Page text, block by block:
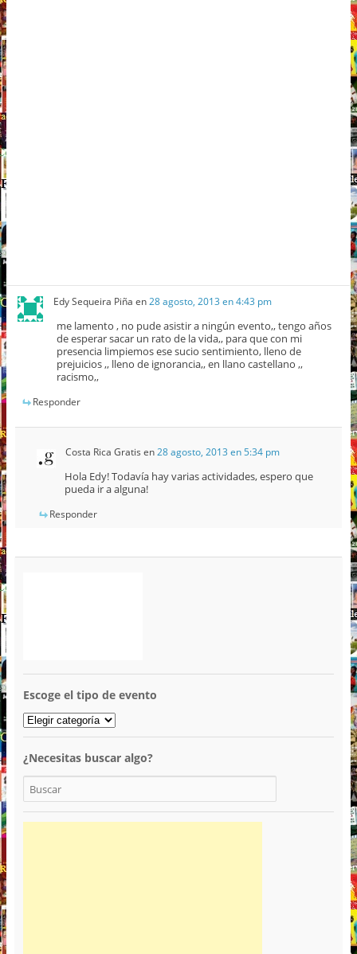
Edy Sequeira Piña en28 agosto, 2013 en 4:43 pm
me lamento , no pude asistir a ningún evento,, tengo años
de esperar sacar un rato de la vida,, para que con mi
presencia limpiemos ese sucio sentimiento, lleno de
prejuicios ,, lleno de ignorancia,, en llano castellano ,,
racismo,,
Responder
Costa Rica Gratis en28 agosto, 2013 en 5:34 pm
Hola Edy! Todavía hay varias actividades, espero que
pueda ir a alguna!
Responder
Escoge el tipo de evento
¿Necesitas buscar algo?